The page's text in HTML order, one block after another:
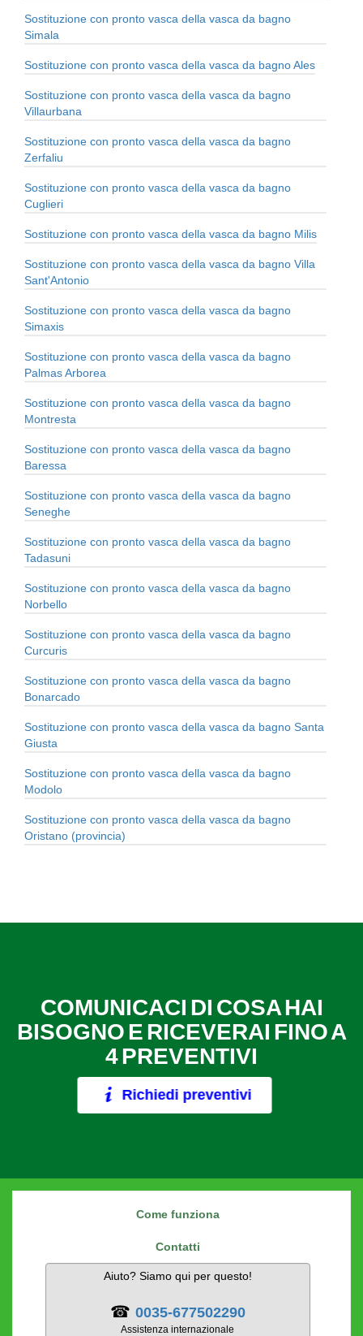
Sostituzione con pronto vasca della vasca da bagno
Simala
Sostituzione con pronto vasca della vasca da bagno Ales
Sostituzione con pronto vasca della vasca da bagno
Villaurbana
Sostituzione con pronto vasca della vasca da bagno
Zerfaliu
Sostituzione con pronto vasca della vasca da bagno
Cuglieri
Sostituzione con pronto vasca della vasca da bagno Milis
Sostituzione con pronto vasca della vasca da bagno Villa
Sant'Antonio
Sostituzione con pronto vasca della vasca da bagno
Simaxis
Sostituzione con pronto vasca della vasca da bagno
Palmas Arborea
Sostituzione con pronto vasca della vasca da bagno
Montresta
Sostituzione con pronto vasca della vasca da bagno
Baressa
Sostituzione con pronto vasca della vasca da bagno
Seneghe
Sostituzione con pronto vasca della vasca da bagno
Tadasuni
Sostituzione con pronto vasca della vasca da bagno
Norbello
Sostituzione con pronto vasca della vasca da bagno
Curcuris
Sostituzione con pronto vasca della vasca da bagno
Bonarcado
Sostituzione con pronto vasca della vasca da bagno Santa
Giusta
Sostituzione con pronto vasca della vasca da bagno
Modolo
Sostituzione con pronto vasca della vasca da bagno
Oristano (provincia)
COMUNICACI DI COSA HAI
BISOGNO E RICEVERAI FINO A
4 PREVENTIVI
Richiedi preventivi
Come funziona
Contatti
Aiuto? Siamo qui per questo!
☎ 0035-677502290
Assistenza internazionale